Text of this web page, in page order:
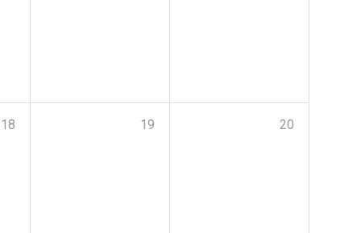
18 19 20